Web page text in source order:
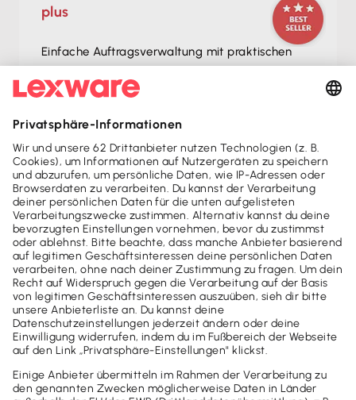
plus
Einfache Auftragsverwaltung mit praktischen
oder
274,80 € jährl. (zzgl. MwSt.)
Jetzt bestellen
30 Tage testen
Für Windows-Nutzer
Sofort downloaden
1 Arbeitsplatz
Alles zu Angebot & Rechnung
Verwaltung von Kunden & Lieferanten